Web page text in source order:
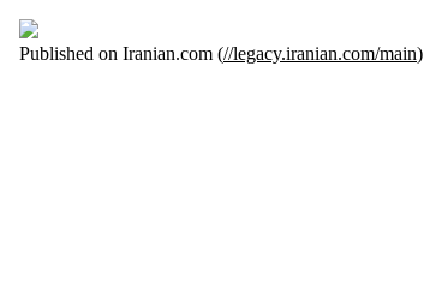
Published on Iranian.com (//legacy.iranian.com/main)